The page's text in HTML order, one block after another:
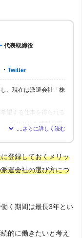
代表取締役
・ Twitter
、現在は派遣会社「株
望する仕事を得られる
登録しておくメリッ
遣会社の選び方につ
く期間は最長3年とい
的に働きたいと考え